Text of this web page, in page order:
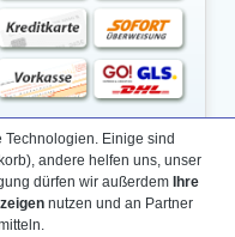
Einige sind
andere helfen uns, unser
dürfen wir außerdem Ihre
nutzen und an Partner